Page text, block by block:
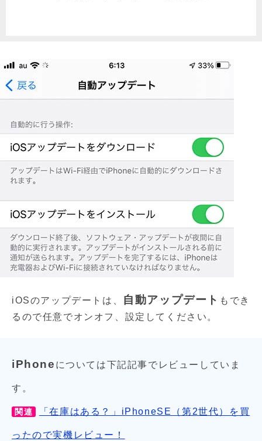
iOSのアップデートは、 自動アップデート もでき
るので任意でオンオフ、設定してください。
iPhone については下記記事でレビューしていま
す。
関連 「在庫はある？」iPhoneSE（第2世代）を買
ったので実機レビュー！